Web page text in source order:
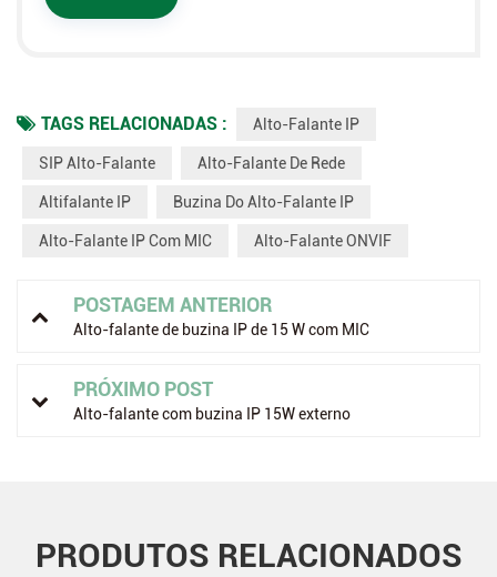
TAGS RELACIONADAS : Alto-Falante IP
SIP Alto-Falante Alto-Falante De Rede
Altifalante IP Buzina Do Alto-Falante IP
Alto-Falante IP Com MIC Alto-Falante ONVIF
POSTAGEM ANTERIOR
Alto-falante de buzina IP de 15 W com MIC
PRÓXIMO POST
Alto-falante com buzina IP 15W externo
PRODUTOS RELACIONADOS